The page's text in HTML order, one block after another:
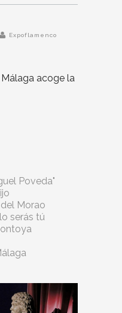
Expoflamenco
acoge la
Poveda"
Morao
serás tú